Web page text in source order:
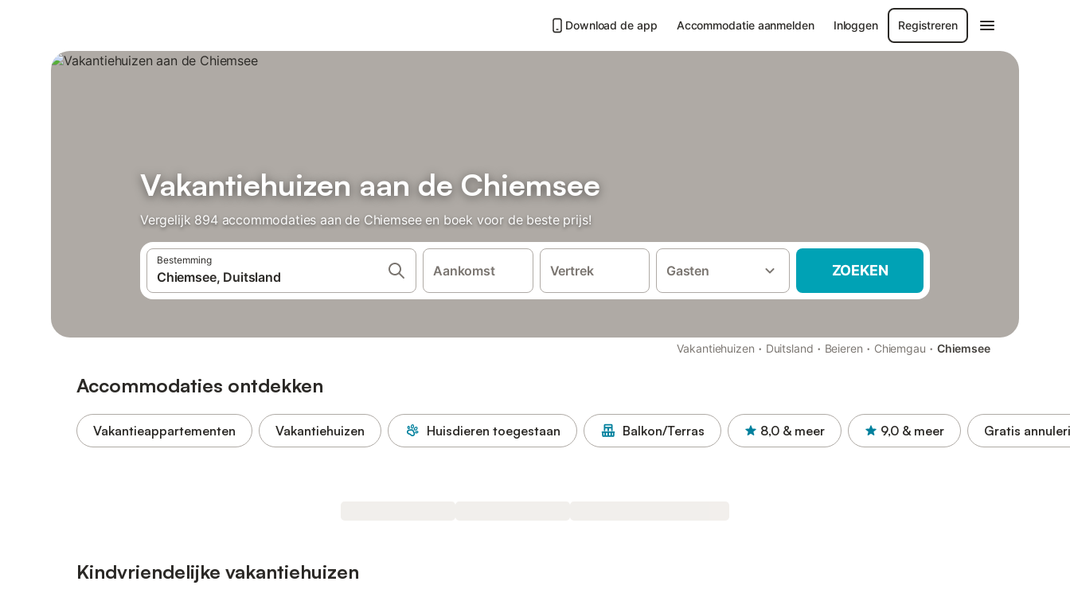
Download de app Accommodatie aanmelden Inloggen Registreren
Vakantiehuizen aan de Chiemsee
Vergelijk 894 accommodaties aan de Chiemsee en boek voor de beste prijs!
Bestemming
Aankomst Vertrek Gasten ZOEKEN
Vakantiehuizen · Duitsland · Beieren · Chiemgau · Chiemsee
Accommodaties ontdekken
Vakantieappartementen Vakantiehuizen Huisdieren toegestaan Balkon/Terras 8,0 & meer 9,0 & meer Gratis
Kindvriendelijke vakantiehuizen